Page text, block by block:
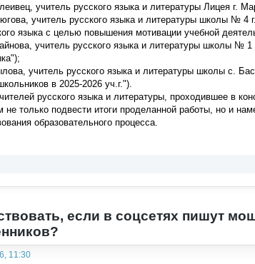
учитель русского языка и литературы Лицея г.
учитель русского языка и литературы школы
языка с целью повышения мотивации учебной
учитель русского языка и литературы школы №
учитель русского языка и литературы школы с.
в 2025-2026 уч.г.").
русского языка и литературы, проходившее в
не только подвести итоги проделанной работы, но и
образовательного процесса.
если в соцсетях пишут
11:30